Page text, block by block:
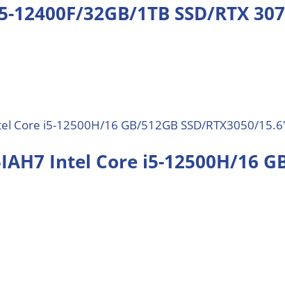
32GB/1TB SSD/RTX
Intel Core i5-12500H/16